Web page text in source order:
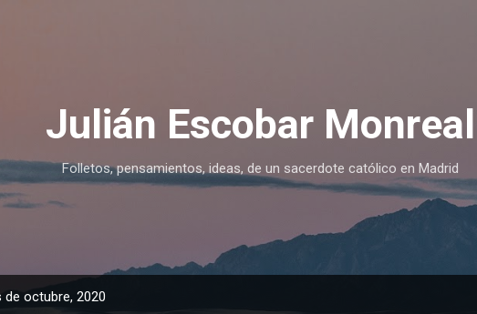
Julián Escobar Monreal
Folletos, pensamientos, ideas, de un sacerdote católico en Madrid
octubre, 2020